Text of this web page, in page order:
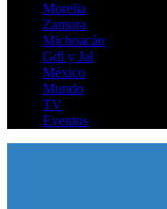
Morelia
Zamora
Michoacán
Gdl y Jal
México
Mundo
TV
Eventos